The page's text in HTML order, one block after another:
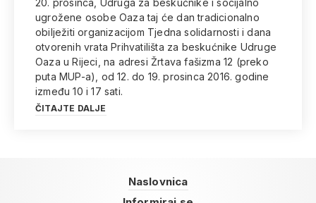
20. prosinca, Udruga za beskućnike i socijalno
ugrožene osobe Oaza taj će dan tradicionalno
obilježiti organizacijom Tjedna solidarnosti i dana
otvorenih vrata Prihvatilišta za beskućnike Udruge
Oaza u Rijeci, na adresi Žrtava fašizma 12 (preko
puta MUP-a), od 12. do 19. prosinca 2016. godine
između 10 i 17 sati.
ČITAJTE DALJE
Naslovnica